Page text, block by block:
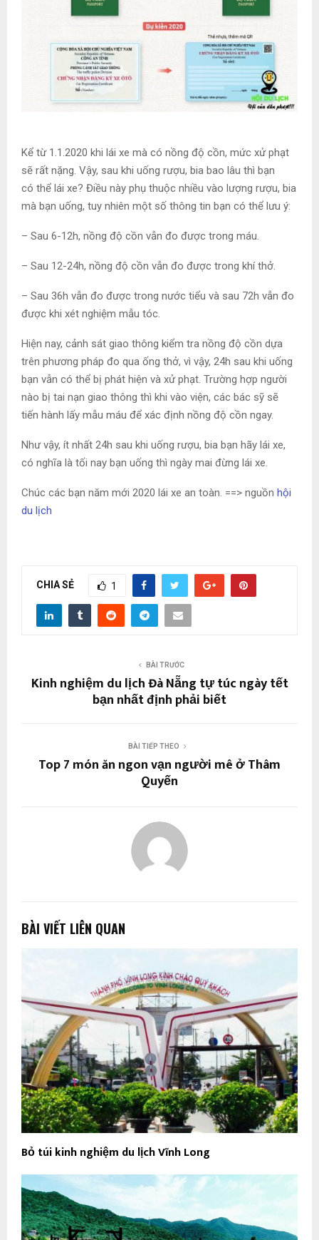
Kể từ 1.1.2020 khi lái xe mà có nồng độ cồn, mức xử phạt
sẽ rất nặng. Vậy, sau khi uống rượu, bia bao lâu thì bạn
có thể lái xe? Điều này phụ thuộc nhiều vào lượng rượu, bia
mà bạn uống, tuy nhiên một số thông tin bạn có thể lưu ý:
– Sau 6-12h, nồng độ cồn vẫn đo được trong máu.
– Sau 12-24h, nồng độ cồn vẫn đo được trong khí thở.
– Sau 36h vẫn đo được trong nước tiểu và sau 72h vẫn đo
được khi xét nghiệm mẫu tóc.
Hiện nay, cảnh sát giao thông kiểm tra nồng độ cồn dựa
trên phương pháp đo qua ống thở, vì vậy, 24h sau khi uống
bạn vẫn có thể bị phát hiện và xử phạt. Trường hợp người
nào bị tai nạn giao thông thì khi vào viện, các bác sỹ sẽ
tiến hành lấy mẫu máu để xác định nồng độ cồn ngay.
Như vậy, ít nhất 24h sau khi uống rượu, bia bạn hãy lái xe,
có nghĩa là tối nay bạn uống thì ngày mai đừng lái xe.
Chúc các bạn năm mới 2020 lái xe an toàn. ==> nguồn hội
du lịch
CHIA SẺ 1
BÀI TRƯỚC
Kinh nghiệm du lịch Đà Nẵng tự túc ngày tết
bạn nhất định phải biết
BÀI TIẾP THEO
Top 7 món ăn ngon vạn người mê ở Thâm
Quyến
BÀI VIẾT LIÊN QUAN
Bỏ túi kinh nghiệm du lịch Vĩnh Long